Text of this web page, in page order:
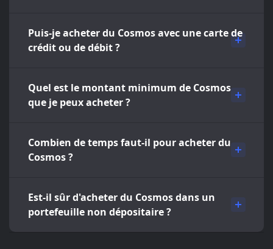
Puis-je acheter du Cosmos avec une carte de
crédit ou de débit ?
Quel est le montant minimum de Cosmos
que je peux acheter ?
Combien de temps faut-il pour acheter du
Cosmos ?
Est-il sûr d'acheter du Cosmos dans un
portefeuille non dépositaire ?